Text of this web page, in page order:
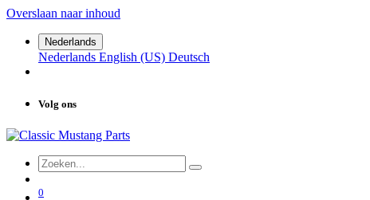
Overslaan naar inhoud
Nederlands
Nederlands English (US) Deutsch
Volg ons
0